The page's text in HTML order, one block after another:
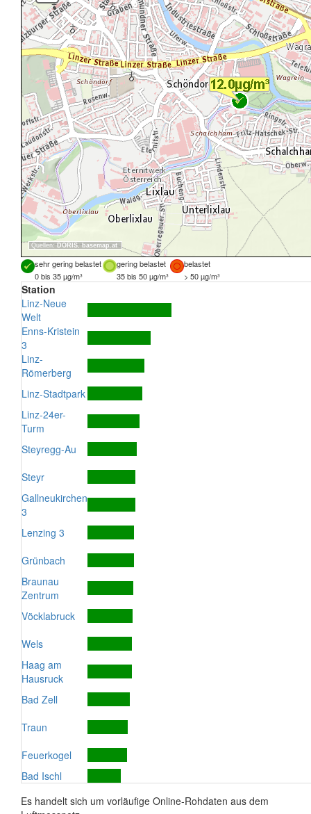
Quellen: DORIS, basemap.at
sehr gering belastet gering belastet
belastet
0 bis 35 µg/m³
35 bis 50 µg/m³ > 50 µg/m³
Station
Linz-Neue
Welt
Enns-Kristein
3
Linz-
Römerberg
Linz-Stadtpark
Linz-24er-
Turm
Steyregg-Au
Steyr
Gallneukirchen
3
Lenzing 3
Grünbach
Braunau
Zentrum
Vöcklabruck
Wels
Haag am
Hausruck
Bad Zell
Traun
Feuerkogel
Bad Ischl
Es handelt sich um vorläufige Online-Rohdaten aus dem